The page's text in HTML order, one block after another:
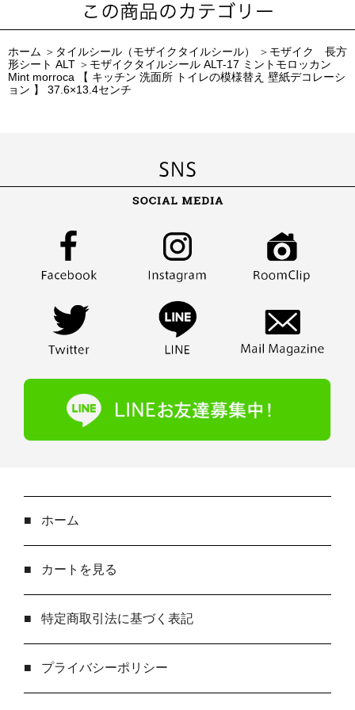
ホーム ＞ タイルシール（モザイクタイルシール） ＞ モザイク 長方
形シート ALT ＞ モザイクタイルシール ALT-17 ミントモロッカン
Mint morroca 【 キッチン 洗面所 トイレの模様替え 壁紙デコレーシ
ョン 】 37.6×13.4センチ
■ ホーム
■ カートを見る
■ 特定商取引法に基づく表記
■ プライバシーポリシー